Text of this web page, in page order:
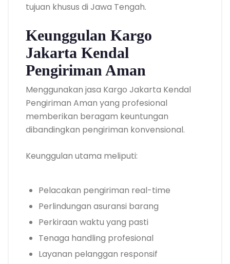
tujuan khusus di Jawa Tengah.
Keunggulan Kargo
Jakarta Kendal
Pengiriman Aman
Menggunakan jasa Kargo Jakarta Kendal
Pengiriman Aman yang profesional
memberikan beragam keuntungan
dibandingkan pengiriman konvensional.
Keunggulan utama meliputi:
Pelacakan pengiriman real-time
Perlindungan asuransi barang
Perkiraan waktu yang pasti
Tenaga handling profesional
Layanan pelanggan responsif